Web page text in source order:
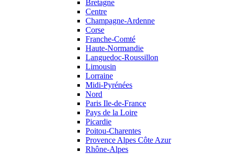
Bretagne
Centre
Champagne-Ardenne
Corse
Franche-Comté
Haute-Normandie
Languedoc-Roussillon
Limousin
Lorraine
Midi-Pyrénées
Nord
Paris Ile-de-France
Pays de la Loire
Picardie
Poitou-Charentes
Provence Alpes Côte Azur
Rhône-Alpes